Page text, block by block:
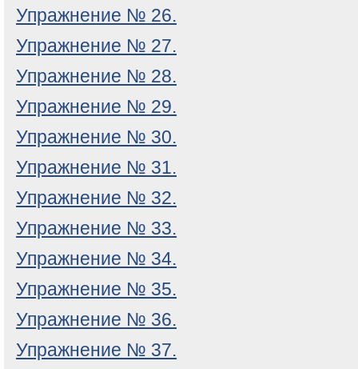
Упражнение № 26.
Упражнение № 27.
Упражнение № 28.
Упражнение № 29.
Упражнение № 30.
Упражнение № 31.
Упражнение № 32.
Упражнение № 33.
Упражнение № 34.
Упражнение № 35.
Упражнение № 36.
Упражнение № 37.